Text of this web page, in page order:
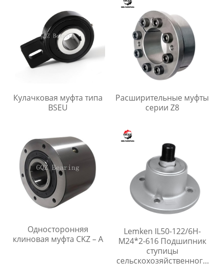
Кулачковая муфта типа
BSEU
Расширительные муфты
серии Z8
Односторонняя
клиновая муфта CKZ – A
Lemken IL50-122/6H-
M24*2-616 Подшипник
ступицы
сельскохозяйственного